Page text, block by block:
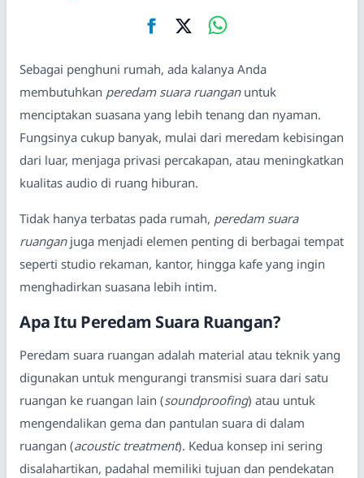
Sebagai penghuni rumah, ada kalanya Anda
membutuhkan peredam suara ruanganuntuk
menciptakan suasana yang lebih tenang dan nyaman.
Fungsinya cukup banyak, mulai dari meredam kebisingan
dari luar, menjaga privasi percakapan, atau meningkatkan
kualitas audio di ruang hiburan.
Tidak hanya terbatas pada rumah, peredam suara
ruanganjuga menjadi elemen penting di berbagai tempat
seperti studio rekaman, kantor, hingga kafe yang ingin
menghadirkan suasana lebih intim.
Apa Itu Peredam Suara Ruangan?
Peredam suara ruangan adalah material atau teknik yang
digunakan untuk mengurangi transmisi suara dari satu
ruangan ke ruangan lain (soundproofing) atau untuk
mengendalikan gema dan pantulan suara di dalam
ruangan (acoustic treatment). Kedua konsep ini sering
disalahartikan, padahal memiliki tujuan dan pendekatan